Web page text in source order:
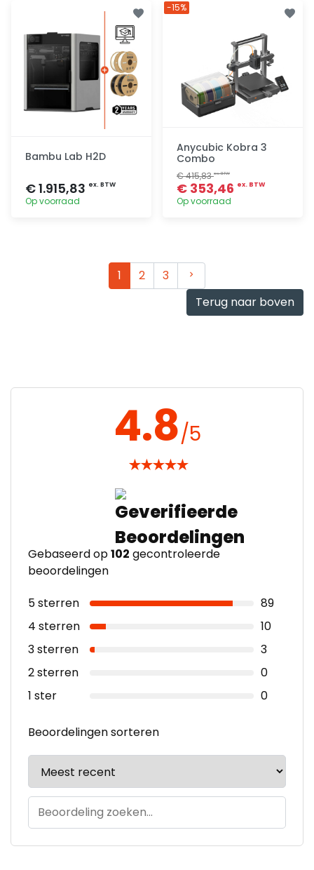
Bambu Lab H2D
€ 1.915,83 ex. BTW
Op voorraad
Anycubic Kobra 3
Combo
€ 415,83ex. BTW
€ 353,46 ex. BTW
Op voorraad
-15%
1 2 3
Volgende
Terug naar boven
4.8/5
★★★★★
Gebaseerd op102 gecontroleerde
beoordelingen
5 sterren
89
4 sterren
10
3 sterren
3
2 sterren
0
1 ster
0
Beoordelingen sorteren